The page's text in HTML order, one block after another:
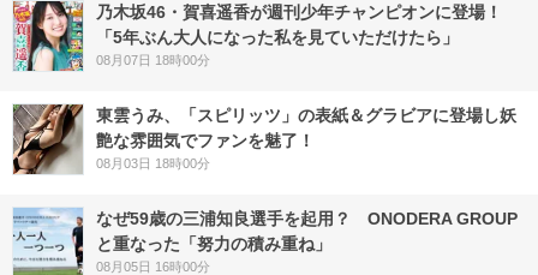
乃木坂46・賀喜遥香が週刊少年チャンピオンに登場！
「5年ぶん大人になった私を見ていただけたら」
08月07日 18時00分
東雲うみ、「スピリッツ」の表紙＆グラビアに登場し妖
艶な雰囲気でファンを魅了！
08月03日 18時00分
なぜ59歳の三浦知良選手を起用？ ONODERA GROUP
と重なった「努力の積み重ね」
08月05日 16時00分